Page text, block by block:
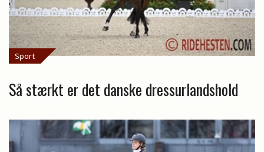
Sport
Så stærkt er det danske dressurlandshold